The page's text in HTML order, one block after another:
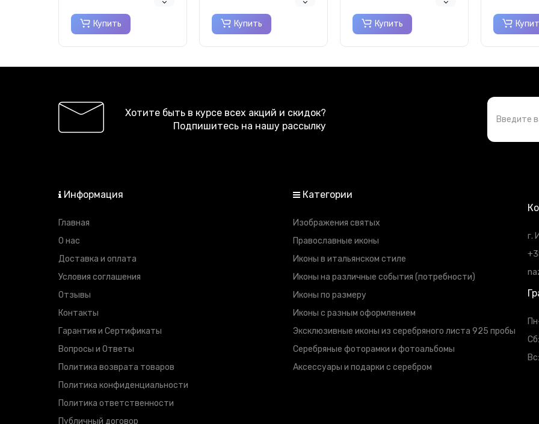
Купить Купить Купить
Хотите быть в курсе всех акций и скидок?
Подпишитесь на нашу рассылку
Информация
Главная
О нас
Доставка и оплата
Условия соглашения
Отзывы
Контакты
Гарантия и Сертификаты
Вопросы и Ответы
Политика возврата товаров
Политика конфиденциальности
Политика ответственности
Публичный договор
Категории
Изображения святых
Православные иконы
Иконы в итальянском стиле
Иконы на различные события (потребности)
Иконы по размеру
Иконы с разным оформлением
Эксклюзивные иконы из серебряного листа 925 пробы
Серебряные фоторамки и фотоальбомы
Аксессуары и подарки с серебром
г.